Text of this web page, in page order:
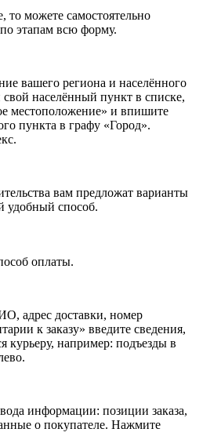
можете самостоятельно
этапам всю форму.
вашего региона и населённого
населённый пункт в списке,
местоположение» и впишите
пункта в графу «Город».
вам предложат варианты
удобный способ.
оплаты.
адрес доставки, номер
к заказу» введите сведения,
курьеру, например: подъезды в
информации: позиции заказа,
о покупателе. Нажмите